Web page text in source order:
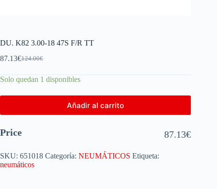
DU. K82 3.00-18 47S F/R TT
124.00€
87.13€
Solo quedan 1 disponibles
Añadir al carrito
Price 87.13€
SKU: 651018 Categoría: NEUMÁTICOS Etiqueta:
neumáticos